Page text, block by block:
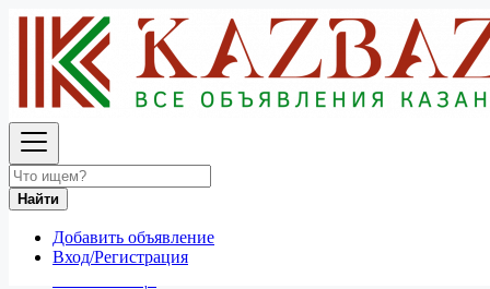
Найти
Добавить объявление
Вход/Регистрация
Вакансии
Сельское хозяйство
Все объявления в 50 км around Владивосток
Отдам даром
Разное